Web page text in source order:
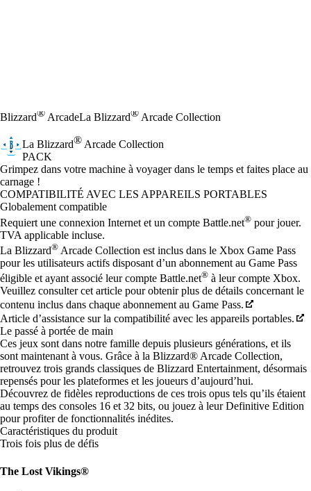
Blizzard® ArcadeLa Blizzard® Arcade Collection
La Blizzard® Arcade Collection
PACK
Product Notification
Grimpez dans votre machine à voyager dans le temps et faites place au
carnage !
Prix
Available actions
COMPATIBILITÉ AVEC LES APPAREILS PORTABLES
Globalement compatible
Requiert une connexion Internet et un compte Battle.net® pour jouer.
TVA applicable incluse.
La Blizzard® Arcade Collection est inclus dans le Xbox Game Pass
pour les utilisateurs actifs disposant d’un abonnement au Game Pass
éligible et ayant associé leur compte Battle.net® à leur compte Xbox.
Veuillez consulter cet article pour obtenir plus de détails concernant le
contenu inclus dans chaque abonnement au Game Pass.
Article d’assistance sur la compatibilité avec les appareils portables.
Le passé à portée de main
Ces jeux sont dans notre famille depuis plusieurs générations, et ils
sont maintenant à vous. Grâce à la Blizzard® Arcade Collection,
retrouvez trois grands classiques de Blizzard Entertainment, désormais
repensés pour les plateformes et les joueurs d’aujourd’hui.
Découvrez de fidèles reproductions de ces trois opus tels qu’ils étaient
au temps des consoles 16 et 32 bits, ou jouez à leur Definitive Edition
pour profiter de fonctionnalités inédites.
Caractéristiques du produit
Trois fois plus de défis
The Lost Vikings®